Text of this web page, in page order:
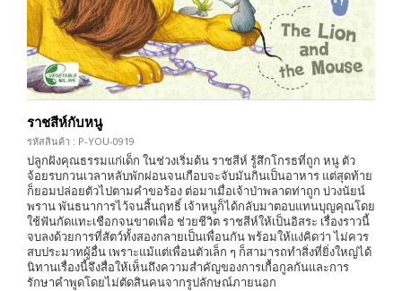
ราชสีห์กับหนู
รหัสสินค้า : P-YOU-0919
ปลูกฝังคุณธรรมแก่เด็ก ในช่วงเริ่มต้น ราชสีห์ รู้สึกโกรธที่ถูก หนู ตัว
จ้อยรบกวนเวลาหลับพักผ่อนจนเกือบจะจับมันกินเป็นอาหาร แต่สุดท้าย
ก็ยอมปล่อยตัวไปตามคำขอร้อง ต่อมาเมื่อเจ้าป่าพลาดท่าถูก บ่วงนัยน์
พราน พันธนาการไว้จนสิ้นฤทธิ์ เจ้าหนูก็ได้กลับมาตอบแทนบุญคุณโดย
ใช้ฟันกัดแทะเชือกจนขาดเพื่อ ช่วยชีวิต ราชสีห์ให้เป็นอิสระ เรื่องราวนี้
จบลงด้วยการที่สัตว์ทั้งสองกลายเป็นเพื่อนกัน พร้อมให้แง่คิดว่า ไม่ควร
สบประมาทผู้อื่น เพราะแม้แต่เพื่อนตัวเล็ก ๆ ก็สามารถทำสิ่งที่ยิ่งใหญ่ได้
นิทานเรื่องนี้จึงสื่อให้เห็นถึงความสำคัญของการเกื้อกูลกันและการ
รักษาคำพูดโดยไม่ตัดสินคนจากรูปลักษณ์ภายนอก